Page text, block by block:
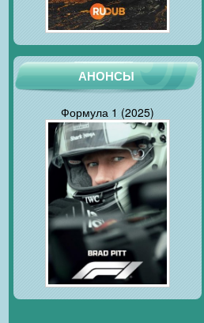
АНОНСЫ
Формула 1 (2025)